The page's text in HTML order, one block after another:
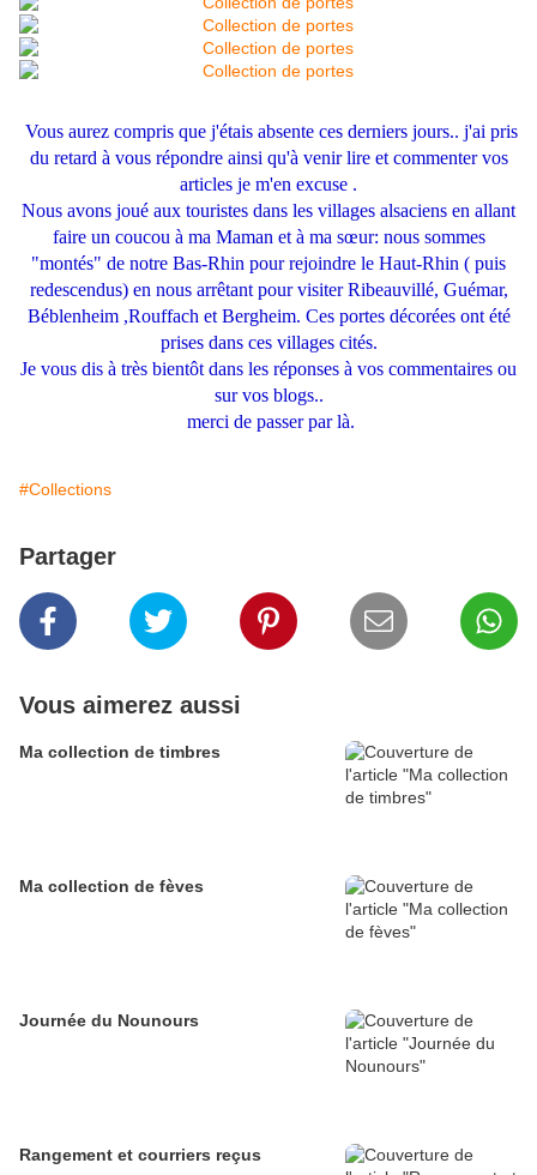
Vous aurez compris que j'étais absente ces derniers jours.. j'ai pris
du retard à vous répondre ainsi qu'à venir lire et commenter vos
articles je m'en excuse .
Nous avons joué aux touristes dans les villages alsaciens en allant
faire un coucou à ma Maman et à ma sœur: nous sommes
"montés" de notre Bas-Rhin pour rejoindre le Haut-Rhin ( puis
redescendus) en nous arrêtant pour visiter Ribeauvillé, Guémar,
Béblenheim ,Rouffach et Bergheim. Ces portes décorées ont été
prises dans ces villages cités.
Je vous dis à très bientôt dans les réponses à vos commentaires ou
sur vos blogs..
merci de passer par là.
#Collections
Partager
Vous aimerez aussi
Ma collection de timbres
Ma collection de fèves
Journée du Nounours
Rangement et courriers reçus